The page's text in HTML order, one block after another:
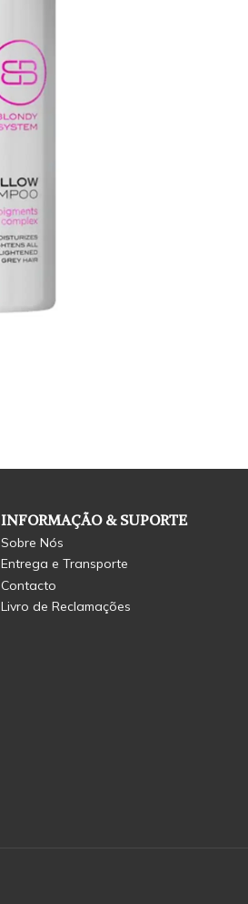
INFORMAÇÃO & SUPORTE
Sobre Nós
Entrega e Transporte
Contacto
Livro de Reclamações